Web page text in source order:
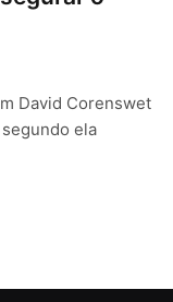
David Corenswet
ela